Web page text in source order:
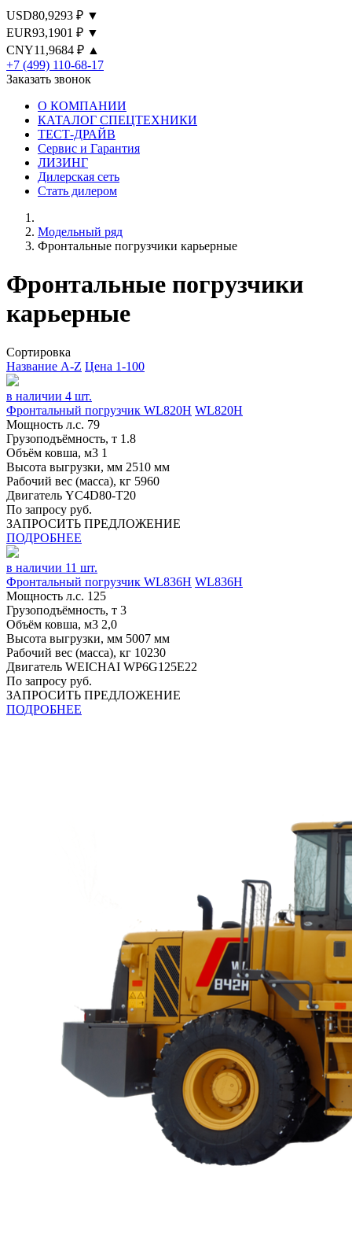
USD80,9293 ₽ ▼
EUR93,1901 ₽ ▼
CNY11,9684 ₽ ▲
+7 (499) 110-68-17
Заказать звонок
О КОМПАНИИ
КАТАЛОГ СПЕЦТЕХНИКИ
ТЕСТ-ДРАЙВ
Сервис и Гарантия
ЛИЗИНГ
Дилерская сеть
Стать дилером
Модельный ряд
Фронтальные погрузчики карьерные
Фронтальные погрузчики
карьерные
Сортировка
Название A-Z Цена 1-100
в наличии 4 шт.
Фронтальный погрузчик WL820H WL820H
Мощность л.с. 79
Грузоподъёмность, т 1.8
Объём ковша, м3 1
Высота выгрузки, мм 2510 мм
Рабочий вес (масса), кг 5960
Двигатель YC4D80-T20
По запросу руб.
ЗАПРОСИТЬ ПРЕДЛОЖЕНИЕ
ПОДРОБНЕЕ
в наличии 11 шт.
Фронтальный погрузчик WL836H WL836H
Мощность л.с. 125
Грузоподъёмность, т 3
Объём ковша, м3 2,0
Высота выгрузки, мм 5007 мм
Рабочий вес (масса), кг 10230
Двигатель WEICHAI WP6G125E22
По запросу руб.
ЗАПРОСИТЬ ПРЕДЛОЖЕНИЕ
ПОДРОБНЕЕ